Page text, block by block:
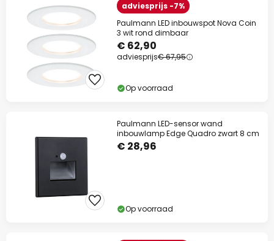
adviesprijs -7%
Paulmann LED inbouwspot Nova Coin
3 wit rond dimbaar
€ 62,90
adviesprijs€ 67,95
Op voorraad
Paulmann LED-sensor wand
inbouwlamp Edge Quadro zwart 8 cm
€ 28,96
Op voorraad